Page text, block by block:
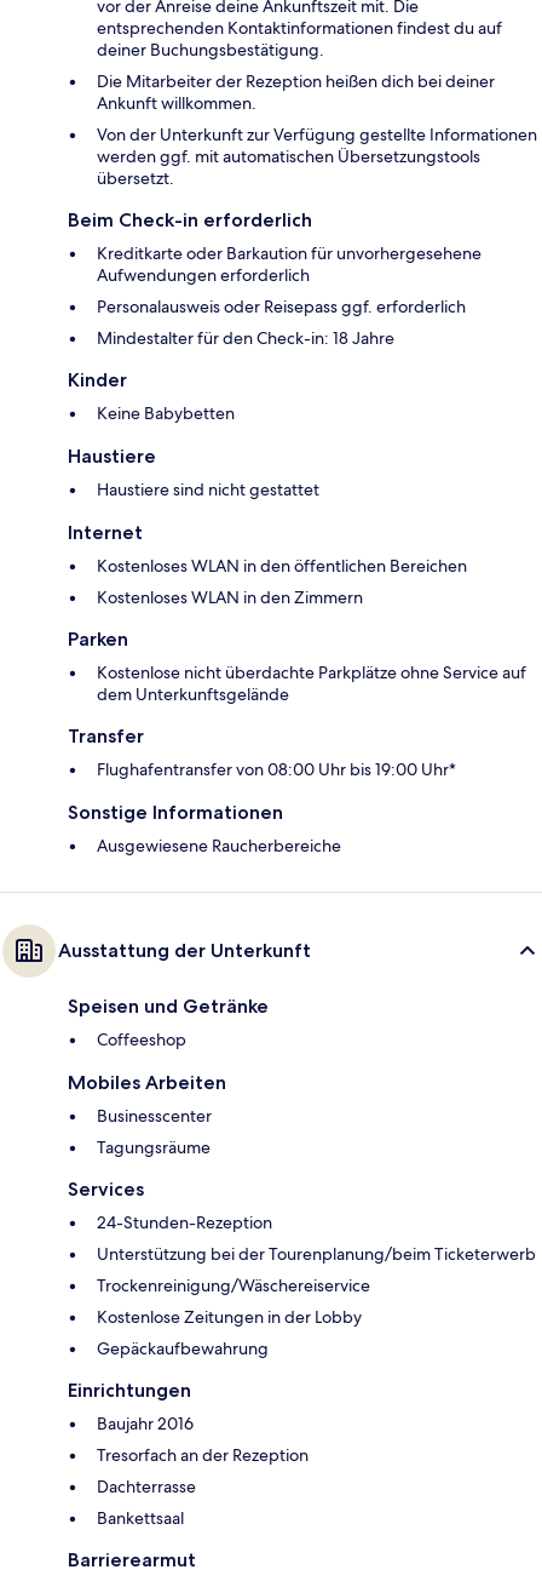
vor der Anreise deine Ankunftszeit mit. Die
entsprechenden Kontaktinformationen findest du auf
deiner Buchungsbestätigung.
Die Mitarbeiter der Rezeption heißen dich bei deiner
Ankunft willkommen.
Von der Unterkunft zur Verfügung gestellte Informationen
werden ggf. mit automatischen Übersetzungstools
übersetzt.
Beim Check-in erforderlich
Kreditkarte oder Barkaution für unvorhergesehene
Aufwendungen erforderlich
Personalausweis oder Reisepass ggf. erforderlich
Mindestalter für den Check-in: 18 Jahre
Kinder
Keine Babybetten
Haustiere
Haustiere sind nicht gestattet
Internet
Kostenloses WLAN in den öffentlichen Bereichen
Kostenloses WLAN in den Zimmern
Parken
Kostenlose nicht überdachte Parkplätze ohne Service auf
dem Unterkunftsgelände
Transfer
Flughafentransfer von 08:00 Uhr bis 19:00 Uhr*
Sonstige Informationen
Ausgewiesene Raucherbereiche
Ausstattung der Unterkunft
Speisen und Getränke
Coffeeshop
Mobiles Arbeiten
Businesscenter
Tagungsräume
Services
24-Stunden-Rezeption
Unterstützung bei der Tourenplanung/beim Ticketerwerb
Trockenreinigung/Wäschereiservice
Kostenlose Zeitungen in der Lobby
Gepäckaufbewahrung
Einrichtungen
Baujahr 2016
Tresorfach an der Rezeption
Dachterrasse
Bankettsaal
Barrierearmut